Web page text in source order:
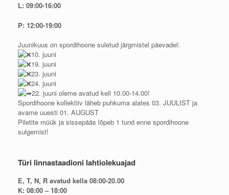
L: 09:00-16:00
P: 12:00-19:00
Juunikuus on spordihoone suletud järgmistel päevadel:
10. juuni
19. juuni
23. juuni
24. juuni
22. juuni oleme avatud kell 10.00-14.00!
Spordihoone kollektiiv läheb puhkuma alates 03. JUULIST ja
avame uuesti 01. AUGUST
Piletite müük ja sissepääs lõpeb 1 tund enne spordihoone
sulgemist!
Türi linnastaadioni lahtiolekuajad
E, T, N, R avatud kella 08:00-20.00
K: 08:00 – 18:00